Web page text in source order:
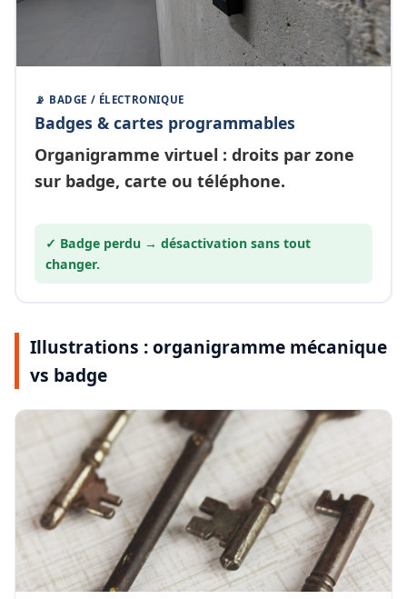
📡 BADGE / ÉLECTRONIQUE
Badges & cartes programmables
Organigramme virtuel : droits par zone
sur badge, carte ou téléphone.
✓ Badge perdu → désactivation sans tout
changer.
Illustrations : organigramme mécanique
vs badge